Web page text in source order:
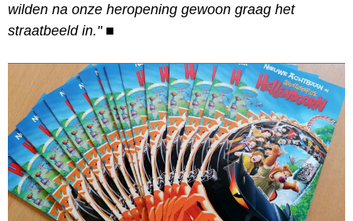
wilden na onze heropening gewoon graag het
straatbeeld in." ■